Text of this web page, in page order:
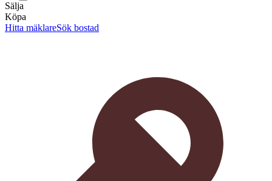
Sälja
Köpa
Hitta mäklareSök bostad